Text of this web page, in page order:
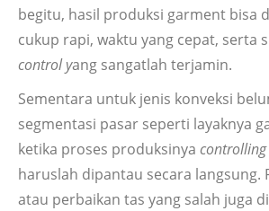
begitu, hasil produksi garment bisa
cukup rapi, waktu yang cepat, serta
control yang sangatlah terjamin.
Sementara untuk jenis konveksi
segmentasi pasar seperti layaknya
ketika proses produksinya controlling
haruslah dipantau secara langsung.
atau perbaikan tas yang salah juga